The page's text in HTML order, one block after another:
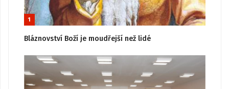
1
Bláznovství Boží je moudřejší než lidé